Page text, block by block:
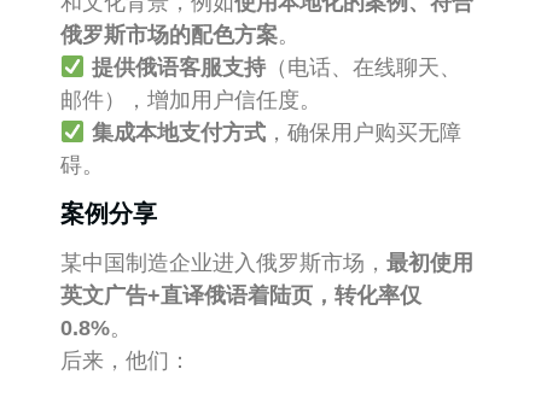
俄罗斯市场的配色方案。
提供俄语客服支持（电话、在线聊天、
邮件），增加用户信任度。
集成本地支付方式，确保用户购买无障
碍。
案例分享
某中国制造企业进入俄罗斯市场， 最初使用
英文广告+直译俄语着陆页，转化率仅
0.8%。
后来，他们：